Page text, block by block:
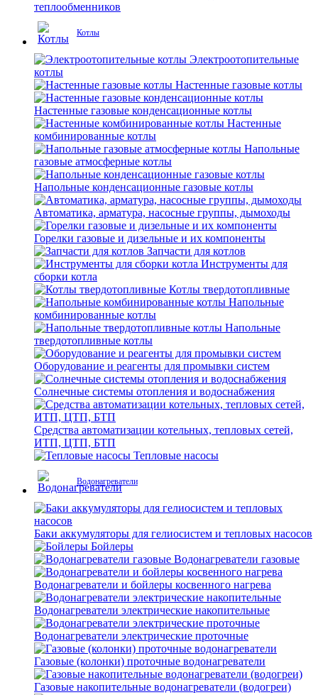
теплообменников
Котлы
Электроотопительные
котлы
Настенные газовые котлы
Настенные газовые конденсационные котлы
Настенные
комбинированные котлы
Напольные
газовые атмосферные котлы
Напольные конденсационные газовые котлы
Автоматика, арматура, насосные группы, дымоходы
Горелки газовые и дизельные и их компоненты
Запчасти для котлов
Инструменты для
сборки котла
Котлы твердотопливные
Напольные
комбинированные котлы
Напольные
твердотопливные котлы
Оборудование и реагенты для промывки систем
Солнечные системы отопления и водоснабжения
Средства автоматизации котельных, тепловых сетей,
ИТП, ЦТП, БТП
Тепловые насосы
Водонагреватели
Баки аккумуляторы для гелиосистем и тепловых насосов
Бойлеры
Водонагреватели газовые
Водонагреватели и бойлеры косвенного нагрева
Водонагреватели электрические накопительные
Водонагреватели электрические проточные
Газовые (колонки) проточные водонагреватели
Газовые накопительные водонагреватели (водогреи)